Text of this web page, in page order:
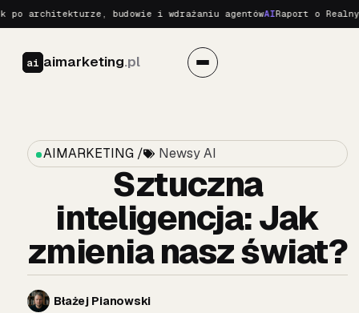
budowie i wdrażaniu agentówAIRaport o Realnych
ai aimarketing.pl
AIMARKETING / Newsy AI
Sztuczna
inteligencja: Jak
zmienia nasz świat?
Błażej Pianowski